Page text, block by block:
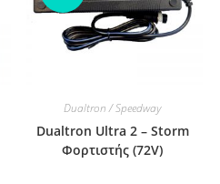
Dualtron / Speedway
Dualtron Ultra 2 – Storm
Φορτιστής (72V)